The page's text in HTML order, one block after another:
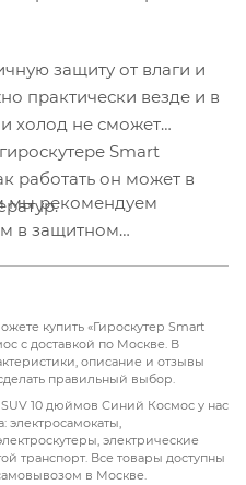
защиту от влаги и
практически везде и в
холод не сможет
Smart
работать он может в
рекомендуем
в защитном
купить «Гироскутер Smart
с доставкой по Москве. В
описание и отзывы
правильный выбор.
10 дюймов Синий Космос у нас
электросамокаты,
электрические
транспорт. Все товары доступны
в Москве.